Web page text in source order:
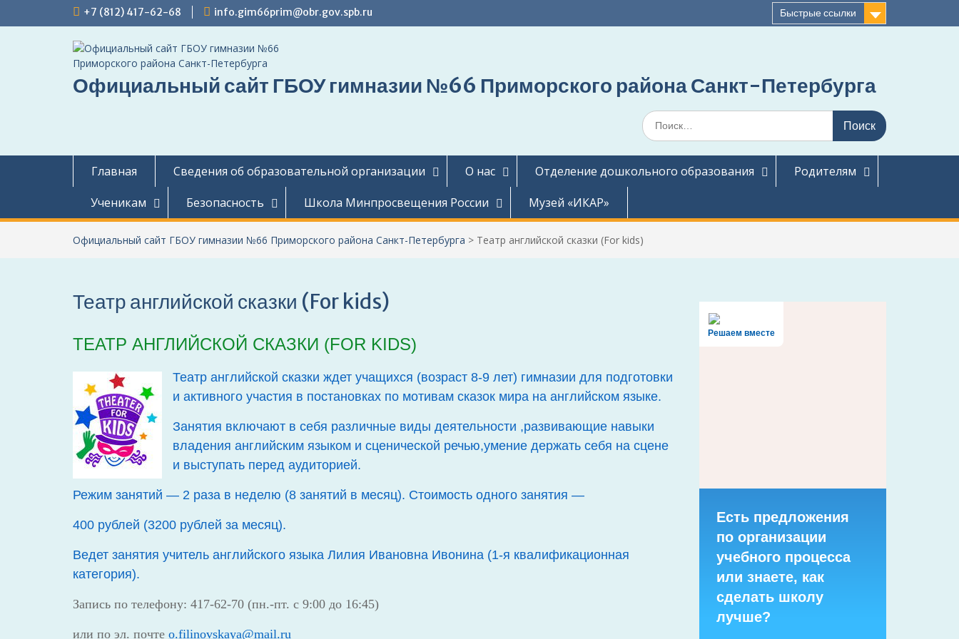
+7 (812) 417-62-68 info.gim66prim@obr.gov.spb.ru Быстрые ссылки
Официальный сайт ГБОУ гимназии №66 Приморского района Санкт-Петербурга
Поиск
по:
Главная Сведения об образовательной организации О нас Отделение дошкольного образования
Родителям
Ученикам
Безопасность Школа Минпросвещения России Музей «ИКАР»
Официальный сайт ГБОУ гимназии №66 Приморского района Санкт-Петербурга > Театр английской сказки (For kids)
Театр английской сказки (For kids)
ТЕАТР АНГЛИЙСКОЙ СКАЗКИ (FOR KIDS)
Театр английской сказки ждет учащихся (возраст 8-9 лет) гимназии для подготовки
и активного участия в постановках по мотивам сказок мира на английском языке.
Занятия включают в себя различные виды деятельности ,развивающие навыки
владения английским языком и сценической речью,умение держать себя на сцене
и выступать перед аудиторией.
Режим занятий — 2 раза в неделю (8 занятий в месяц). Стоимость одного занятия —
400 рублей (3200 рублей за месяц).
Ведет занятия учитель английского языка Лилия Ивановна Ивонина (1-я квалификационная
категория).
Запись по телефону: 417-62-70 (пн.-пт. с 9:00 до 16:45)
или по эл. почте o.filinovskaya@mail.ru
Решаем вместе
Есть предложения
по организации
учебного процесса
или знаете, как
сделать школу
лучше?